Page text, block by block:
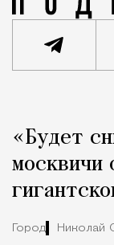
Город
«Будет
москвичи
Город Николай